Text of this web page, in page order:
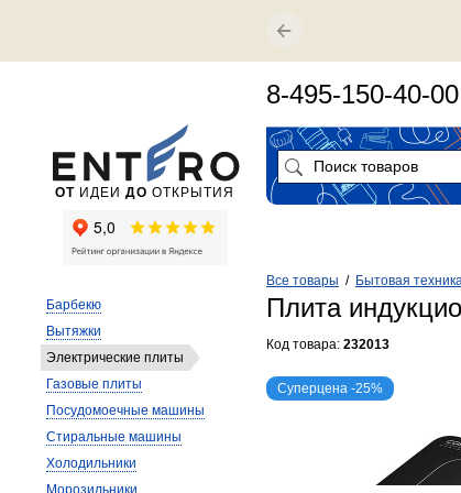
Все товары / Бытовая
Плита
Код товара: 232013
Суперцена -25%
Барбекю
Вытяжки
Электрические плиты
Газовые плиты
Посудомоечные машины
Стиральные машины
Холодильники
Морозильники
ОТ ИДЕИ ДО ОТКРЫТИЯ
8-495-150-40-00